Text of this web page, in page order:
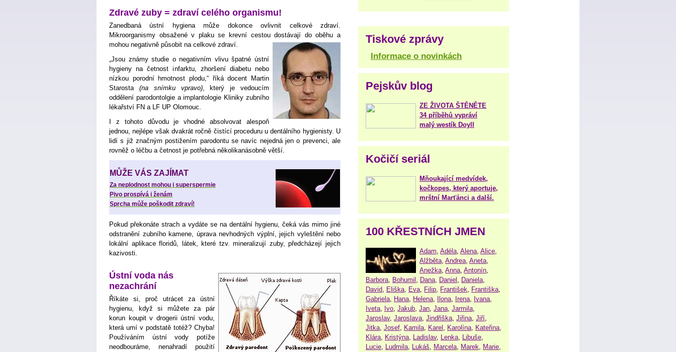
Zdravé zuby = zdraví celého organismu!
Zanedbaná ústní hygiena může dokonce ovlivnit celkové zdraví.
Mikroorganismy obsažené v plaku se krevní cestou dostávají do oběhu a
mohou negativně působit na celkové zdraví.
„Jsou známy studie o negativním vlivu špatné ústní
hygieny na četnost infarktu, zhoršení diabetu nebo
nízkou porodní hmotnost plodu,“ říká docent Martin
Starosta (na snímku vpravo), který je vedoucím
oddělení parodontolgie a implantologie Kliniky zubního
lékařství FN a LF UP Olomouc.
I z tohoto důvodu je vhodné absolvovat alespoň
jednou, nejlépe však dvakrát ročně čistící proceduru u dentálního hygienisty. U
lidí s již značným postižením parodontu se navíc nejedná jen o prevenci, ale
rovněž o léčbu a četnost je potřebná několikanásobně větší.
MŮŽE VÁS ZAJÍMAT
Za neplodnost mohou i superspermie
Pivo prospívá i ženám
Sprcha může poškodit zdraví!
Pokud překonáte strach a vydáte se na dentální hygienu, čeká vás mimo jiné
odstranění zubního kamene, úprava nevhodných výplní, jejich vyleštění nebo
lokální aplikace floridů, látek, které tzv. mineralizují zuby, předcházejí jejich
kazivosti.
Ústní voda nás
nezachrání
Říkáte si, proč utrácet za ústní
hygienu, když si můžete za pár
korun koupit v drogerii ústní vodu,
která umí v podstatě totéž? Chyba!
Používáním ústní vody potíže
neodbouráme, nenahradí použití
Tiskové zprávy
Informace o novinkách
Pejskův blog
ZE ŽIVOTA ŠTĚNĚTE
34 příběhů vypráví
malý westík Doyll
Kočičí seriál
Mňoukající medvídek,
kočkopes, který aportuje,
mrštní Marťánci a další.
100 KŘESTNÍCH JMEN
Adam, Adéla, Alena, Alice,
Alžběta, Andrea, Aneta,
Anežka, Anna, Antonín,
Barbora, Bohumil , Dana, Daniel , Daniela,
David, Eliška, Eva, Filip, František, Františka,
Gabriela, Hana, Helena, Ilona, Irena, Ivana,
Iveta, Ivo, Jakub, Jan, Jana, Jarmila,
Jaroslav, Jaroslava, Jindřiška, Jiřina, Jiří,
Jitka, Josef, Kamila, Karel , Karolína, Kateřina,
Klára, Kristýna, Ladislav, Lenka, Libuše,
Lucie, Ludmila, Lukáš, Marcela, Marek, Marie,